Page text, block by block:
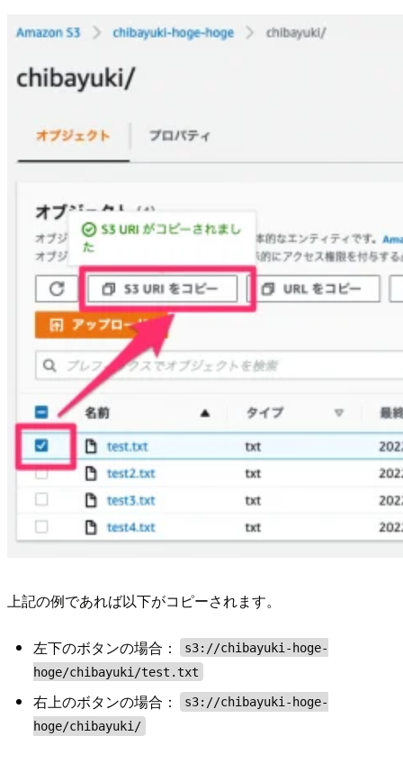
上記の例であれば以下がコピーされます。
左下のボタンの場合：
s3://chibayuki-hoge-
hoge/chibayuki/test.txt
右上のボタンの場合：
s3://chibayuki-hoge-
hoge/chibayuki/